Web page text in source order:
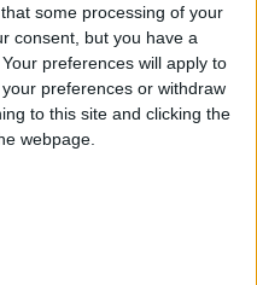
some processing of your
consent, but you have a
preferences will apply to
preferences or withdraw
to this site and clicking the
webpage.
per fer un país
per la seva banda,
pesar de «ser